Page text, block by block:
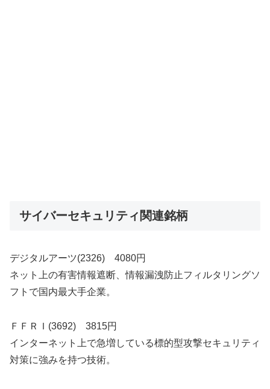
サイバーセキュリティ関連銘柄
デジタルアーツ(2326) 4080円
ネット上の有害情報遮断、情報漏洩防止フィルタリングソ
フトで国内最大手企業。
ＦＦＲＩ(3692) 3815円
インターネット上で急増している標的型攻撃セキュリティ
対策に強みを持つ技術。